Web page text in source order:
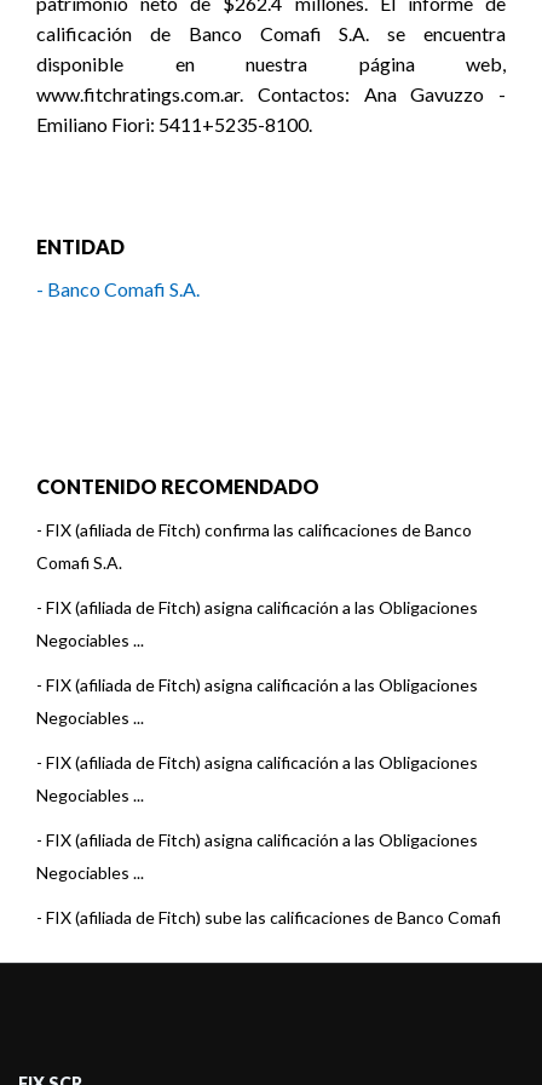
calificación de Banco Comafi S.A. se encuentra
disponible en nuestra página web,
www.fitchratings.com.ar. Contactos: Ana Gavuzzo -
Emiliano Fiori: 5411+5235-8100.
ENTIDAD
- Banco Comafi S.A.
CONTENIDO RECOMENDADO
- FIX (afiliada de Fitch) confirma las calificaciones de Banco
Comafi S.A.
- FIX (afiliada de Fitch) asigna calificación a las Obligaciones
Negociables ...
- FIX (afiliada de Fitch) asigna calificación a las Obligaciones
Negociables ...
- FIX (afiliada de Fitch) asigna calificación a las Obligaciones
Negociables ...
- FIX (afiliada de Fitch) asigna calificación a las Obligaciones
Negociables ...
- FIX (afiliada de Fitch) sube las calificaciones de Banco Comafi
- FIX (afiliada de Fitch) asigna calificación a las Obligaciones